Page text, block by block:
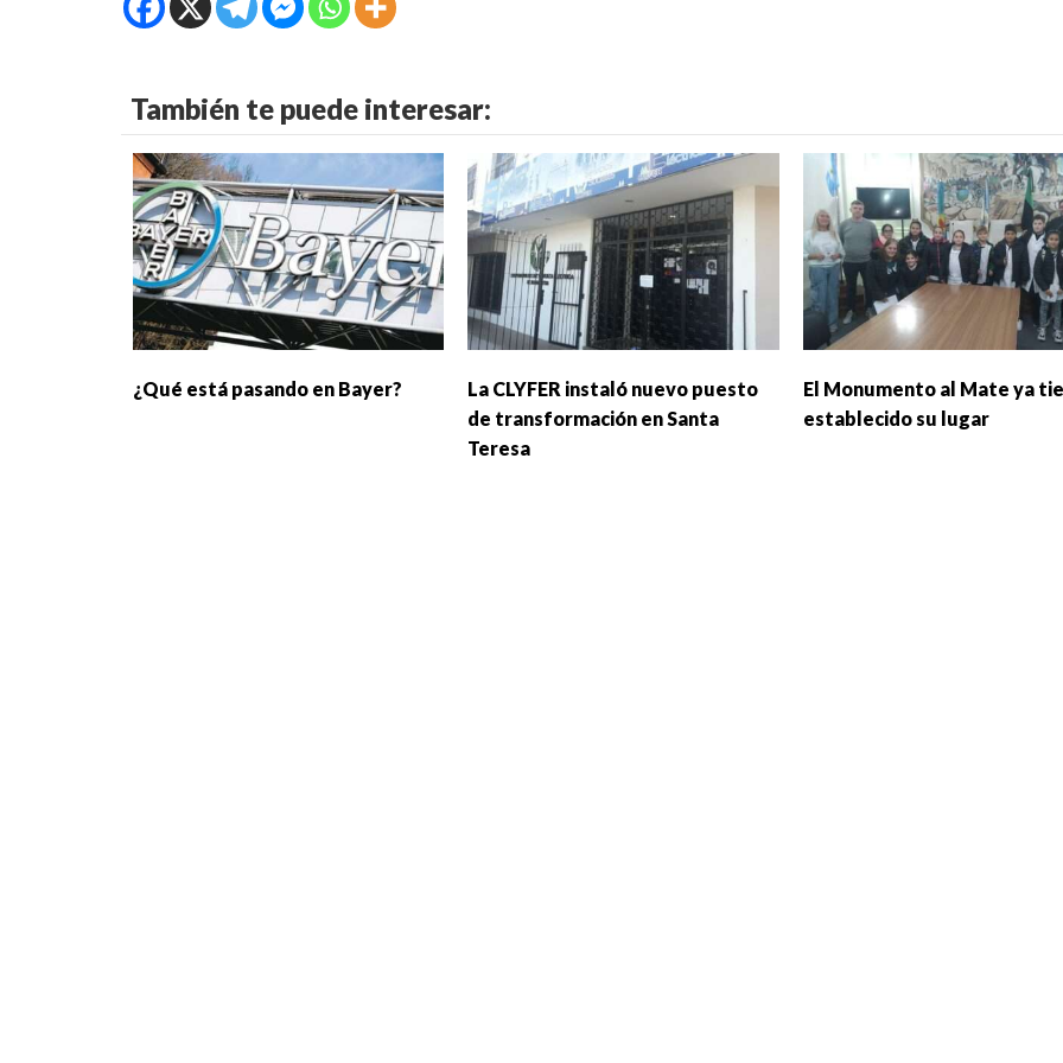
También te puede interesar:
¿Qué está pasando en Bayer?
La CLYFER instaló nuevo puesto
de transformación en Santa
Teresa
El Monumento al Mate ya
establecido su lugar